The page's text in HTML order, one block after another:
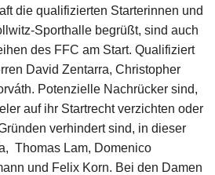
die qualifizierten Starterinnen und
Sporthalle begrüßt, sind auch
des FFC am Start. Qualifiziert
David Zentarra, Christopher
Potenzielle Nachrücker sind,
auf ihr Startrecht verzichten oder
verhindert sind, in dieser
Thomas Lam, Domenico
und Felix Korn. Bei den Damen